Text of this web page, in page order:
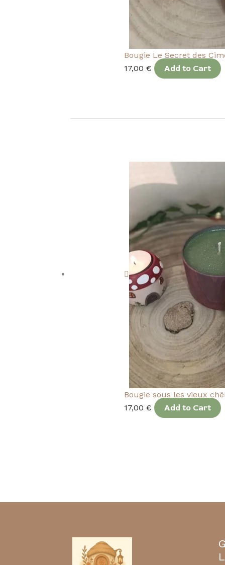
Bougie Le Secret des
17,00 € Add to Cart
Bougie sous les vieux
17,00 € Add to Cart